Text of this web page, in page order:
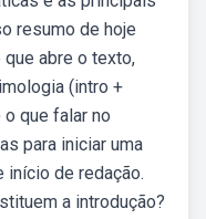
resumo de hoje
abre o texto,
(intro +
que falar no
para iniciar uma
início de redação.
a introdução?